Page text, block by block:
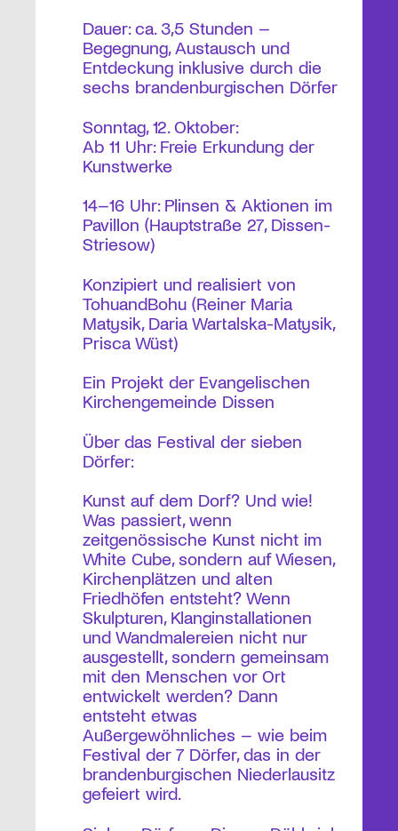
Dauer: ca. 3,5 Stunden –
Begegnung, Austausch und
Entdeckung inklusive durch die
sechs brandenburgischen Dörfer
Sonntag, 12. Oktober:
Ab 11 Uhr: Freie Erkundung der
Kunstwerke
14–16 Uhr: Plinsen & Aktionen im
Pavillon (Hauptstraße 27, Dissen-
Striesow)
Konzipiert und realisiert von
TohuandBohu (Reiner Maria
Matysik, Daria Wartalska-Matysik,
Prisca Wüst)
Ein Projekt der Evangelischen
Kirchengemeinde Dissen
Über das Festival der sieben
Dörfer:
Kunst auf dem Dorf? Und wie!
Was passiert, wenn
zeitgenössische Kunst nicht im
White Cube, sondern auf Wiesen,
Kirchenplätzen und alten
Friedhöfen entsteht? Wenn
Skulpturen, Klanginstallationen
und Wandmalereien nicht nur
ausgestellt, sondern gemeinsam
mit den Menschen vor Ort
entwickelt werden? Dann
entsteht etwas
Außergewöhnliches – wie beim
Festival der 7 Dörfer, das in der
brandenburgischen Niederlausitz
gefeiert wird.